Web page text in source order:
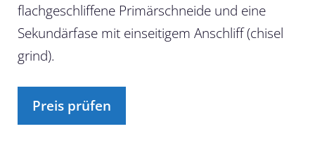
flachgeschliffene Primärschneide und eine
Sekundärfase mit einseitigem Anschliff (chisel
grind).
Preis prüfen